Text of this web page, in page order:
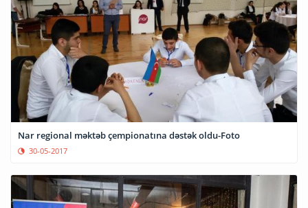
Nar regional məktəb çempionatına dəstək oldu-Foto
30-05-2017